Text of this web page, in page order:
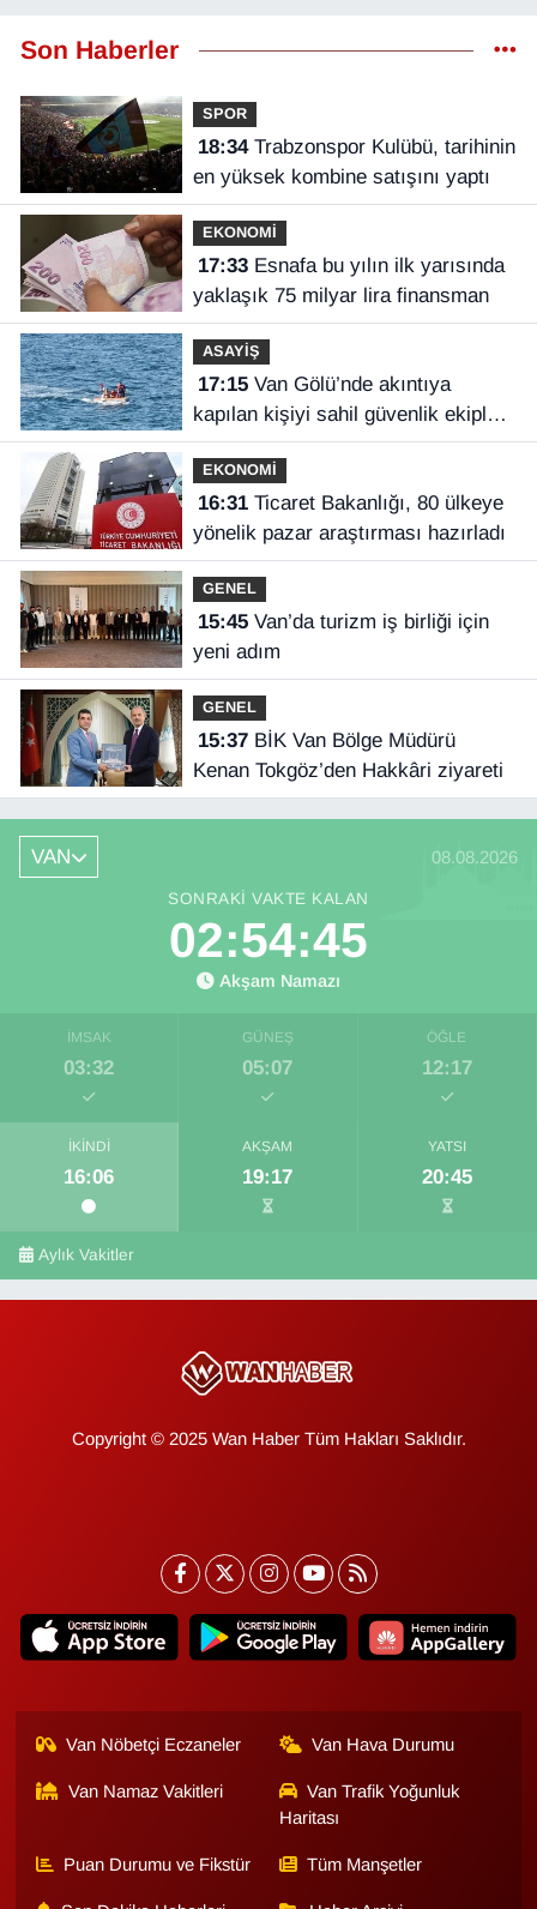
Son Haberler
SPOR
18:34Trabzonspor Kulübü, tarihinin
en yüksek kombine satışını yaptı
EKONOMİ
17:33Esnafa bu yılın ilk yarısında
yaklaşık 75 milyar lira finansman
ASAYİŞ
17:15Van Gölü’nde akıntıya
kapılan kişiyi sahil güvenlik ekipleri
kurtardı
EKONOMİ
16:31Ticaret Bakanlığı, 80 ülkeye
yönelik pazar araştırması hazırladı
GENEL
15:45Van’da turizm iş birliği için
yeni adım
GENEL
15:37BİK Van Bölge Müdürü
Kenan Tokgöz’den Hakkâri ziyareti
VAN 08.08.2026
SONRAKI VAKTE KALAN
02:54:44
Akşam Namazı
İMSAK
03:32
GÜNEŞ
05:07
ÖĞLE
12:17
İKINDI
16:06
AKŞAM
19:17
YATSI
20:45
Aylık Vakitler
Copyright © 2025 Wan Haber Tüm Hakları Saklıdır.
Van Nöbetçi Eczaneler Van Hava Durumu
Van Namaz Vakitleri
Van Trafik Yoğunluk
Haritası
Puan Durumu ve Fikstür Tüm Manşetler